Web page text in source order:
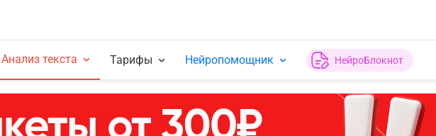
Анализ текста Тарифы Нейропомощник НейроБлокнот